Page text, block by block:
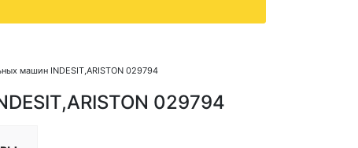
машин INDESIT,ARISTON 029794
029794